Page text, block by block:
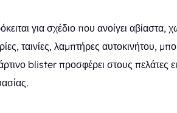
για σχέδιο που ανοίγει αβίαστα,
ταινίες, λαμπτήρες αυτοκινήτου,
blister προσφέρει στους πελάτες